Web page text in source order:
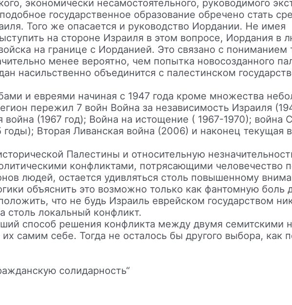
экономически несамостоятельного, руководимого
государственное образование обречено стать
Того же опасается и руководство Иордании. Не имея
на стороне Израиля в этом вопросе, Иордания в
на границе с Иорданией. Это связано с пониманием
менее вероятно, чем попытка новосозданного
насильственно объединится с палестинском
и евреями начиная с 1947 года кроме множества
пережил 7 войн Война за независимость Израиля
(1967 год); Война на истощение ( 1967-1970); война
Вторая Ливанская война (2006) и наконец текущая
Палестины и относительную
конфликтами, потрясающими человечество
людей, остается удивляться столь повышенному
объяснить это возможно только как фантомную боль
что не будь Израиль еврейском государством
столь локальный конфликт.
способ решения конфликта между двумя семитскими
самим себе. Тогда не осталось бы другого выбора, как
солидарность“